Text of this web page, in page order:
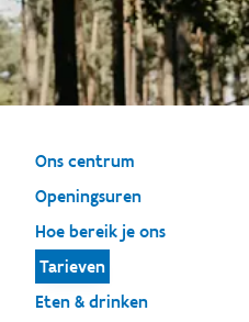
Ons centrum
Openingsuren
Hoe bereik je ons
Tarieven
Eten & drinken